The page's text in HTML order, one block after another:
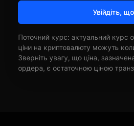
Увійдіть,
Поточний курс: актуальний курс
ціни на криптовалюту можуть
Зверніть увагу, що ціна,
ордера, є остаточною ціною